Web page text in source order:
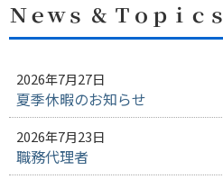
Ｎｅｗｓ ＆ Ｔｏｐｉｃｓ
2026年7月27日
夏季休暇のお知らせ
2026年7月23日
職務代理者